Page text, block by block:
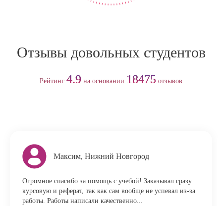
Отзывы довольных студентов
Рейтинг 4.9 на основании 18475 отзывов
Максим, Нижний Новгород
Огромное спасибо за помощь с учебой! Заказывал сразу
курсовую и реферат, так как сам вообще не успевал из-за
работы. Работы написали качественно...